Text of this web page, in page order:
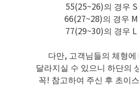
55(25~26)의 경우
66(27~28)의 경우
77(29~30)의 경우
다만, 고객님들의 체형에
달라지실 수 있으니 하단의
꼭! 참고하여 주신 후 초이